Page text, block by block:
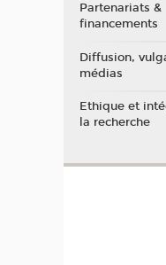
Partenariats &
financements
Diffusion,
médias
Ethique et
la recherche